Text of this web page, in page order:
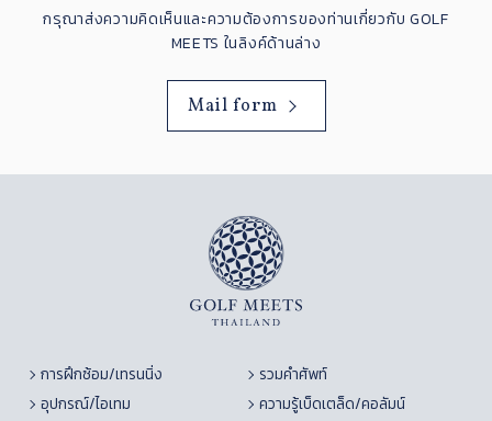
กรุณาส่งความคิดเห็นและความต้องการของท่านเกี่ยวกับ GOLF
MEETS ในลิงค์ด้านล่าง
Mail form
การฝึกซ้อม/เทรนนิ่ง
รวมคำศัพท์
อุปกรณ์/ไอเทม
ความรู้เบ็ดเตล็ด/คอลัมน์